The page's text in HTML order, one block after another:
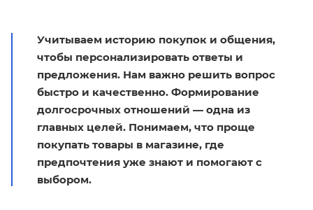
Учитываем историю покупок и общения,
чтобы персонализировать ответы и
предложения. Нам важно решить вопрос
быстро и качественно. Формирование
долгосрочных отношений — одна из
главных целей. Понимаем, что проще
покупать товары в магазине, где
предпочтения уже знают и помогают с
выбором.